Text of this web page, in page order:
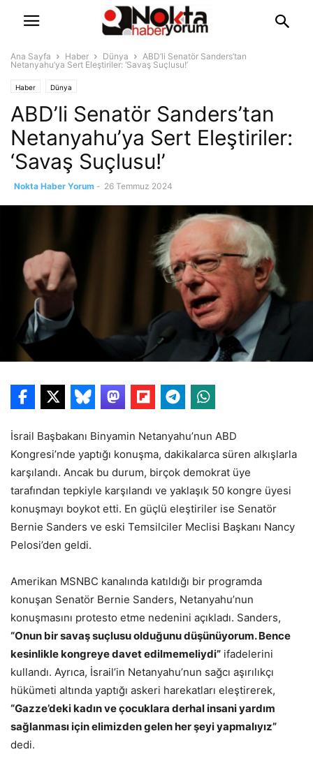
Ana Sayfa Haber Dünya
ABD’li Senatör Sanders’tan
Netanyahu’ya Sert Eleştiriler: ‘Savaş Suçlusu!’
Haber Dünya
ABD’li Senatör Sanders’tan
Netanyahu’ya Sert Eleştiriler:
‘Savaş Suçlusu!’
Nokta Haber Yorum - 26 Temmuz 2024
İsrail Başbakanı Binyamin Netanyahu’nun ABD
Kongresi’nde yaptığı konuşma, dakikalarca süren alkışlarla
karşılandı. Ancak bu durum, birçok demokrat üye
tarafından tepkiyle karşılandı ve yaklaşık 50 kongre üyesi
konuşmayı boykot etti. En güçlü eleştiriler ise Senatör
Bernie Sanders ve eski Temsilciler Meclisi Başkanı Nancy
Pelosi’den geldi.
Amerikan MSNBC kanalında katıldığı bir programda
konuşan Senatör Bernie Sanders, Netanyahu’nun
konuşmasını protesto etme nedenini açıkladı. Sanders,
“Onun bir savaş suçlusu olduğunu düşünüyorum. Bence
kesinlikle kongreye davet edilmemeliydi” ifadelerini
kullandı. Ayrıca, İsrail’in Netanyahu’nun sağcı aşırılıkçı
hükümeti altında yaptığı askeri harekatları eleştirerek,
“Gazze’deki kadın ve çocuklara derhal insani yardım
sağlanması için elimizden gelen her şeyi yapmalıyız”
dedi.